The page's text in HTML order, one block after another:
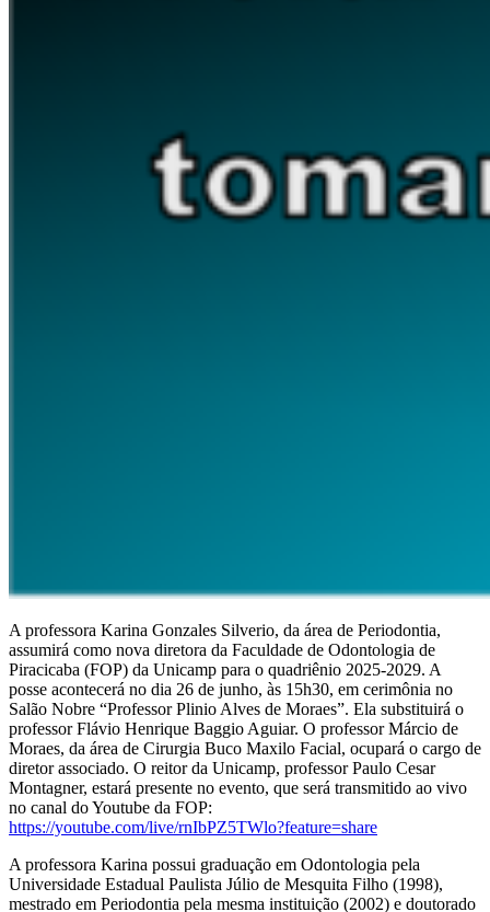
A professora Karina Gonzales Silverio, da área de Periodontia,
assumirá como nova diretora da Faculdade de Odontologia de
Piracicaba (FOP) da Unicamp para o quadriênio 2025-2029. A
posse acontecerá no dia 26 de junho, às 15h30, em cerimônia no
Salão Nobre “Professor Plinio Alves de Moraes”. Ela substituirá o
professor Flávio Henrique Baggio Aguiar. O professor Márcio de
Moraes, da área de Cirurgia Buco Maxilo Facial, ocupará o cargo de
diretor associado. O reitor da Unicamp, professor Paulo Cesar
Montagner, estará presente no evento, que será transmitido ao vivo
no canal do Youtube da FOP:
https://youtube.com/live/rnIbPZ5TWlo?feature=share
A professora Karina possui graduação em Odontologia pela
Universidade Estadual Paulista Júlio de Mesquita Filho (1998),
mestrado em Periodontia pela mesma instituição (2002) e doutorado